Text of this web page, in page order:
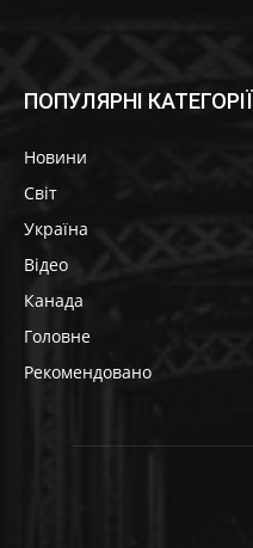
ПОПУЛЯРНІ КАТЕГОРІЇ
Новини
Світ
Україна
Відео
Канада
Головне
Рекомендовано